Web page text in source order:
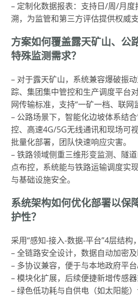
– 定制化数据报表：支持日/周/月度
溯，为监管和第三方评估提供权威支
方案如何覆盖露天矿山、公
特殊监测需求？
– 对于露天矿山，系统兼容爆破振
踪、集团集中管控和生产调度平台
网传输标准，支持“一矿一档、联网
– 公路场景下，智能化边坡体系结
控、高速4G/5G无线通讯和现场可
批量化部署，团队快速响应灾害。
– 铁路领域侧重三维形变监测、隧
点布控，系统能与铁路运输调度实
与基础设施安全。
系统架构如何优化部署以保
护性？
采用“感知-接入-数据-平台”4层结构
– 全链路安全设计，数据自动加密及
– 多协议兼容，便于与本地政府平
– 模块化扩展，后续便捷新增传感器
– 绿色低功耗与自供电（如太阳能